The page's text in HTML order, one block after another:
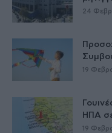
24
19
ΗΠΑ
19